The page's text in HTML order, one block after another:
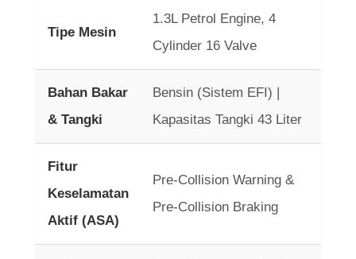
Tipe Mesin
1.3L Petrol Engine, 4
Cylinder 16 Valve
Bahan Bakar
& Tangki
Bensin (Sistem EFI) |
Kapasitas Tangki 43 Liter
Fitur
Keselamatan
Aktif (ASA)
Pre-Collision Warning &
Pre-Collision Braking